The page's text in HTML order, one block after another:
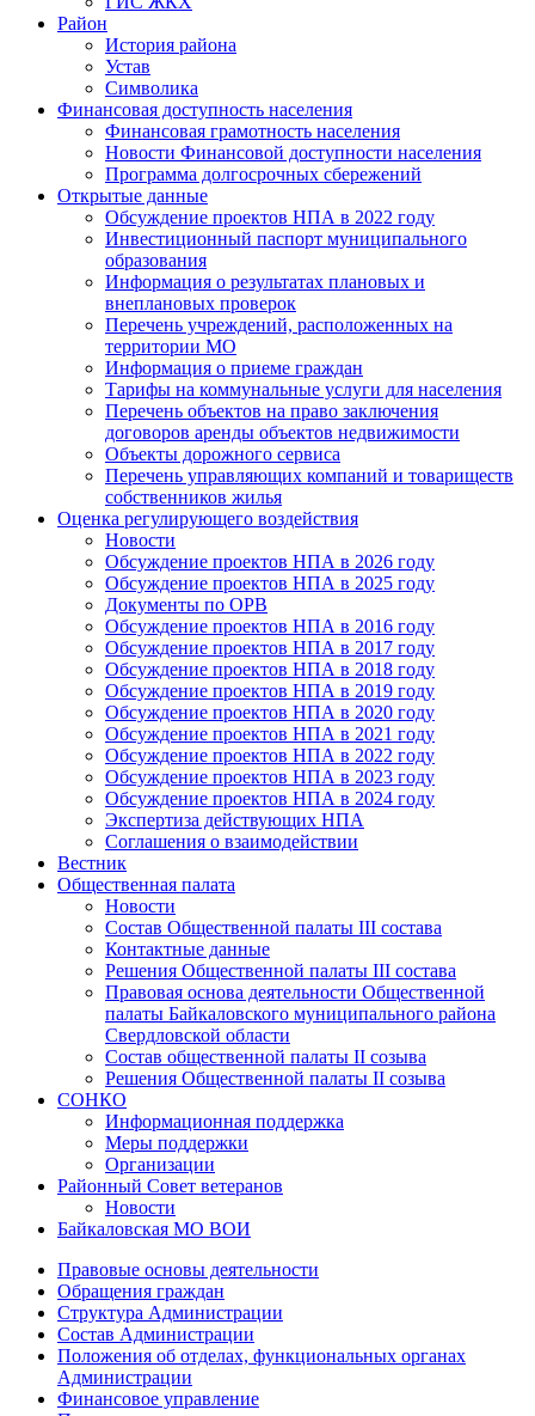
Район
История района
Устав
Символика
Финансовая доступность населения
Финансовая грамотность населения
Новости Финансовой доступности населения
Программа долгосрочных сбережений
Открытые данные
Обсуждение проектов НПА в 2022 году
Инвестиционный паспорт муниципального
образования
Информация о результатах плановых и
внеплановых проверок
Перечень учреждений, расположенных на
территории МО
Информация о приеме граждан
Тарифы на коммунальные услуги для населения
Перечень объектов на право заключения
договоров аренды объектов недвижимости
Объекты дорожного сервиса
Перечень управляющих компаний и товариществ
собственников жилья
Оценка регулирующего воздействия
Новости
Обсуждение проектов НПА в 2026 году
Обсуждение проектов НПА в 2025 году
Документы по ОРВ
Обсуждение проектов НПА в 2016 году
Обсуждение проектов НПА в 2017 году
Обсуждение проектов НПА в 2018 году
Обсуждение проектов НПА в 2019 году
Обсуждение проектов НПА в 2020 году
Обсуждение проектов НПА в 2021 году
Обсуждение проектов НПА в 2022 году
Обсуждение проектов НПА в 2023 году
Обсуждение проектов НПА в 2024 году
Экспертиза действующих НПА
Соглашения о взаимодействии
Вестник
Общественная палата
Новости
Состав Общественной палаты III состава
Контактные данные
Решения Общественной палаты III состава
Правовая основа деятельности Общественной
палаты Байкаловского муниципального района
Свердловской области
Состав общественной палаты II созыва
Решения Общественной палаты II созыва
СОНКО
Информационная поддержка
Меры поддержки
Организации
Районный Совет ветеранов
Новости
Байкаловская МО ВОИ
Правовые основы деятельности
Обращения граждан
Структура Администрации
Состав Администрации
Положения об отделах, функциональных органах
Администрации
Финансовое управление